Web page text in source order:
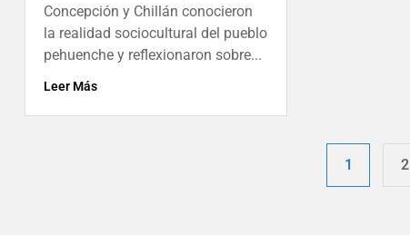
Concepción y Chillán conocieron
la realidad sociocultural del pueblo
pehuenche y reflexionaron sobre...
Leer Más
1 2